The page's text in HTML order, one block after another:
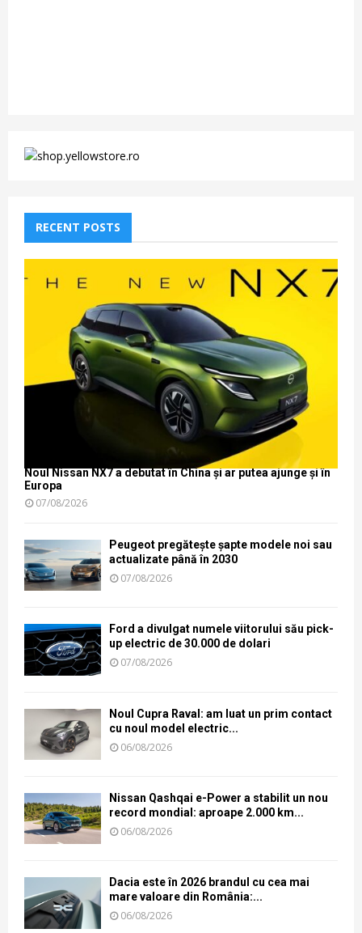
RECENT POSTS
Noul Nissan NX7 a debutat în China și ar putea ajunge și în
Europa
07/08/2026
Peugeot pregătește șapte modele noi sau
actualizate până în 2030
07/08/2026
Ford a divulgat numele viitorului său pick-
up electric de 30.000 de dolari
07/08/2026
Noul Cupra Raval: am luat un prim contact
cu noul model electric...
06/08/2026
Nissan Qashqai e-Power a stabilit un nou
record mondial: aproape 2.000 km...
06/08/2026
Dacia este în 2026 brandul cu cea mai
mare valoare din România:...
06/08/2026